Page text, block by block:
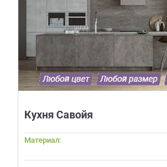
Кухня Савойя
Материал: